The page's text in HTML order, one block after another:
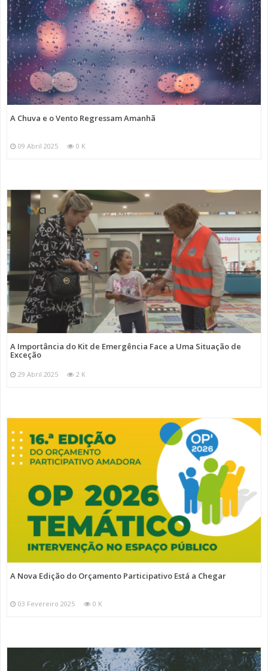
A Chuva e o Vento Regressam Amanhã
09 Abril 2025 0 K
A Importância do Kit de Emergência Face a Uma Situação de
Exceção
29 Abril 2025 2 K
A Nova Edição do Orçamento Participativo Está a Chegar
03 Fevereiro 2025 0 K